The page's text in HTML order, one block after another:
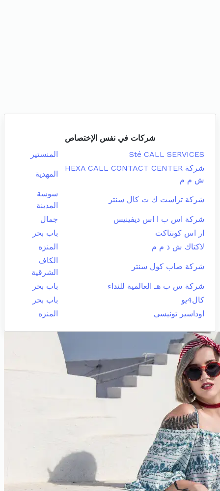
شركات في نفس الإختصاص
Sté CALL SERVICES
المنستير
شركة HEXA CALL CONTACT CENTER
ش م م
المهدية
شركة تراست ك ت كال سنتر
سوسة
المدينة
شركة اس ب ا اس ديفينيس
جمال
ار اس كونتاكت
باب بحر
لاكتاك ش ذ م م
المنزه
شركة صاب كول سنتر
الكاف
الشرقية
شركة س ب هـ العالمية للنداء
باب بحر
كال4يو
باب بحر
اوداسير تونيسي
المنزه